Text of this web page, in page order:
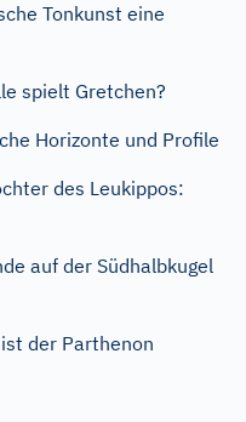
Tonkunst eine
spielt Gretchen?
Horizonte und Profile
des Leukippos:
auf der Südhalbkugel
der Parthenon